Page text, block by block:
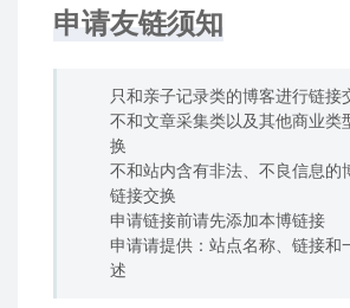
申请友链须知
只和亲子记录类的博客进行链接
不和文章采集类以及其他商业类
换
不和站内含有非法、不良信息的
链接交换
申请链接前请先添加本博链接
申请请提供：站点名称、链接和
述